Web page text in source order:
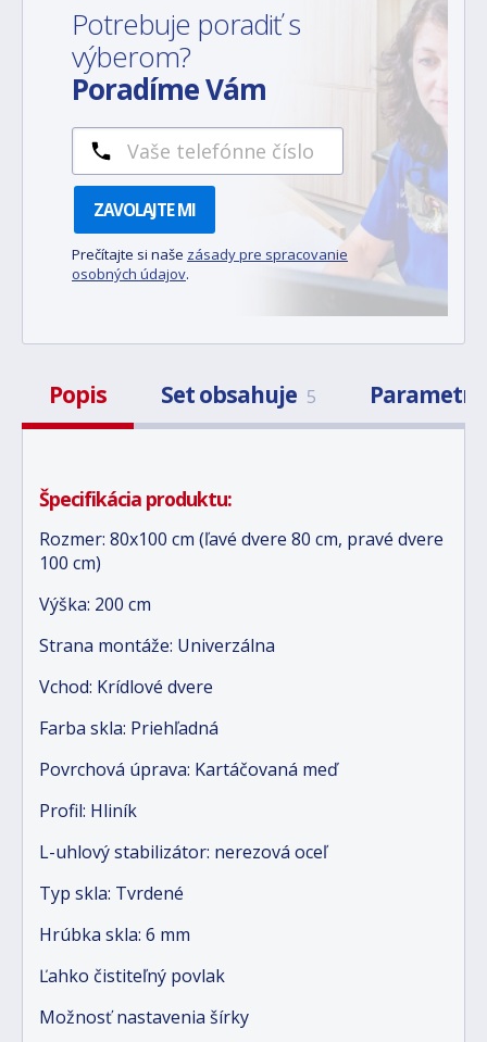
Potrebuje poradiť s
výberom?
Poradíme Vám
ZAVOLAJTE MI
Prečítajte si naše zásady pre spracovanie
osobných údajov.
Popis Set obsahuje 5 Parametre
Špecifikácia produktu:
Rozmer: 80x100 cm (ľavé dvere 80 cm, pravé dvere
100 cm)
Výška: 200 cm
Strana montáže: Univerzálna
Vchod: Krídlové dvere
Farba skla: Priehľadná
Povrchová úprava: Kartáčovaná meď
Profil: Hliník
L-uhlový stabilizátor: nerezová oceľ
Typ skla: Tvrdené
Hrúbka skla: 6 mm
Ľahko čistiteľný povlak
Možnosť nastavenia šírky